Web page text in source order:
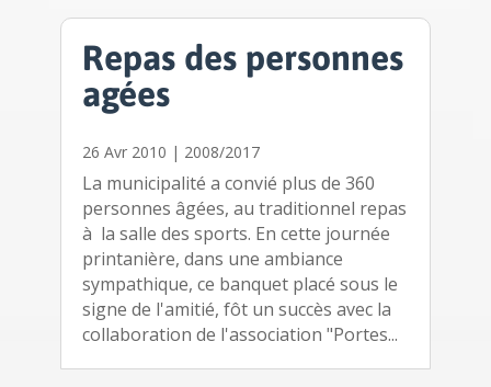
Repas des personnes
agées
26 Avr 2010 | 2008/2017
La municipalité a convié plus de 360
personnes âgées, au traditionnel repas
à la salle des sports. En cette journée
printanière, dans une ambiance
sympathique, ce banquet placé sous le
signe de l'amitié, fôt un succès avec la
collaboration de l'association "Portes...